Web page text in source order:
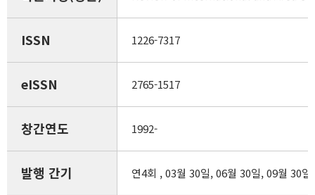
ISSN 1226-7317
eISSN 2765-1517
창간연도 1992-
발행 간기 연4회 , 03월 30일, 06월 30일, 09월 30